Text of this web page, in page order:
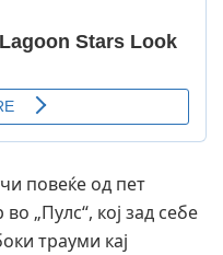
повеќе од пет
„Пулс“, кој зад себе
трауми кај